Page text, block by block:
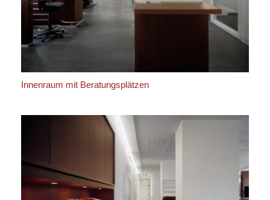
Innenraum mit Beratungsplätzen